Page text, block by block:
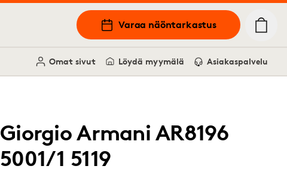
Varaa näöntarkastus
Omat sivut Löydä myymälä Asiakaspalvelu
Giorgio Armani AR8196
5001/1 5119